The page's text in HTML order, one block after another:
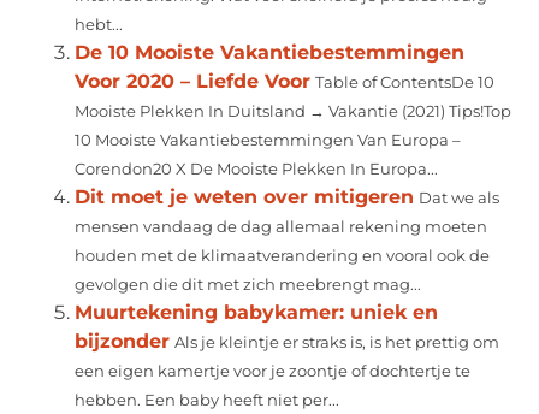
hebt...
De 10 Mooiste Vakantiebestemmingen
Voor 2020 – Liefde Voor Table of ContentsDe 10
Mooiste Plekken In Duitsland → Vakantie (2021) Tips!Top
10 Mooiste Vakantiebestemmingen Van Europa –
Corendon20 X De Mooiste Plekken In Europa...
Dit moet je weten over mitigeren Dat we als
mensen vandaag de dag allemaal rekening moeten
houden met de klimaatverandering en vooral ook de
gevolgen die dit met zich meebrengt mag...
Muurtekening babykamer: uniek en
bijzonder Als je kleintje er straks is, is het prettig om
een eigen kamertje voor je zoontje of dochtertje te
hebben. Een baby heeft niet per...